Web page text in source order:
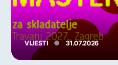
VIJESTI 31.07.2026